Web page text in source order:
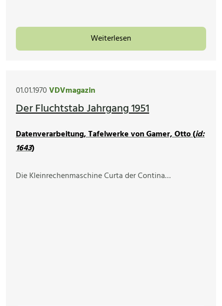
Weiterlesen
01.01.1970VDVmagazin
Der Fluchtstab Jahrgang 1951
Datenverarbeitung, Tafelwerke von Gamer, Otto (id:
1643)
Die Kleinrechenmaschine Curta der Contina…